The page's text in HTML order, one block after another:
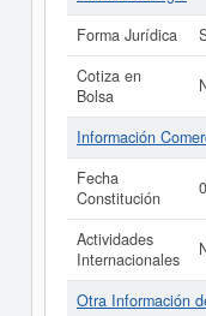
Forma Jurídica
Cotiza en
Bolsa
Información
Fecha
Constitución
Actividades
Internacionales
Otra Información